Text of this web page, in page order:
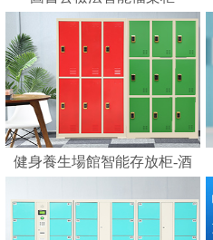
健身養生場館智能存放柜-酒
鎖柜桑拿更衣柜手腕卡